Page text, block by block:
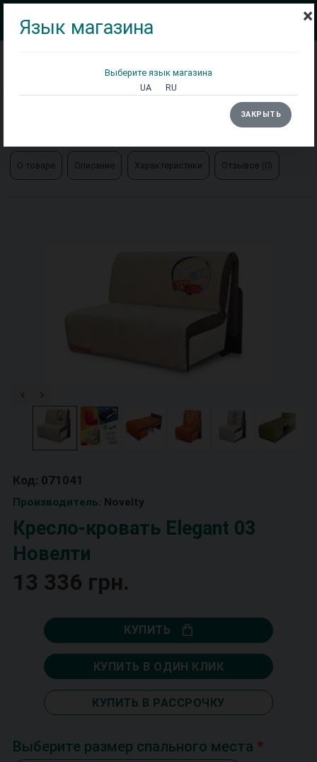
Матрасы
×
Язык магазина
Выберите язык магазина
UA
RU
ЗАКРЫТЬ
О товаре Описание Характеристики Отзывов (0)
Код: 071041
Производитель: Novelty
Кресло-кровать Elegant 03
Новелти
13 336 грн.
КУПИТЬ
КУПИТЬ В ОДИН КЛИК
КУПИТЬ В РАССРОЧКУ
Выберите размер спального места